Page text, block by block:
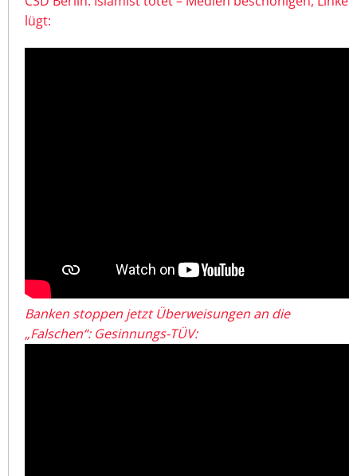
lügt:
Banken stoppen jetzt Überweisungen an die
„Falschen“: Gesinnungs-TÜV: